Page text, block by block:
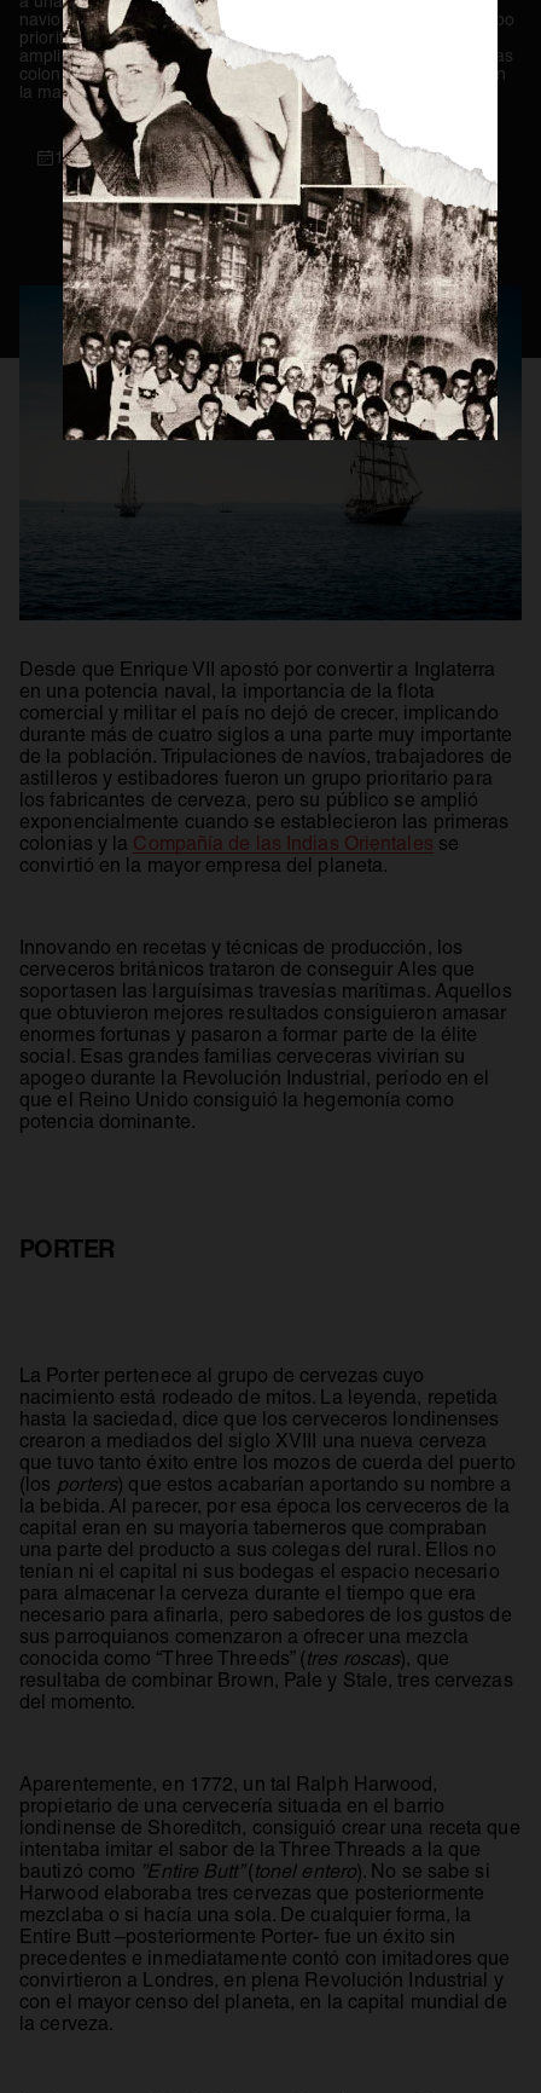
Consejos Cerveceros
Servicio Perfecto
Historia
Actualidad
Materias Primas
Estilos de Cerveza
Elaboración
Maridaje
BEER MASTER
navíos, trabajadores de astilleros y estibadores fueron un grupo
prioritario para los fabricantes de cerveza, pero su público se
amplió exponencialmente cuando se establecieron las primeras
colonias y la Compañía de las Indias Orientales se convirtió en
la mayor empresa del planeta.
12 / 05 / 2021
Desde que Enrique VII apostó por convertir a Inglaterra
en una potencia naval, la importancia de la flota
comercial y militar el país no dejó de crecer, implicando
durante más de cuatro siglos a una parte muy importante
de la población. Tripulaciones de navíos, trabajadores de
astilleros y estibadores fueron un grupo prioritario para
los fabricantes de cerveza, pero su público se amplió
exponencialmente cuando se establecieron las primeras
colonias y la Compañía de las Indias Orientalesse abre en
se
convirtió en la mayor empresa del planeta.
Innovando en recetas y técnicas de producción, los
cerveceros británicos trataron de conseguir Ales que
soportasen las larguísimas travesías marítimas. Aquellos
que obtuvieron mejores resultados consiguieron amasar
enormes fortunas y pasaron a formar parte de la élite
social. Esas grandes familias cerveceras vivirían su
apogeo durante la Revolución Industrial, período en el
que el Reino Unido consiguió la hegemonía como
potencia dominante.
PORTER
La Porter pertenece al grupo de cervezas cuyo
nacimiento está rodeado de mitos. La leyenda, repetida
hasta la saciedad, dice que los cerveceros londinenses
crearon a mediados del siglo XVIII una nueva cerveza
que tuvo tanto éxito entre los mozos de cuerda del puerto
(los porters) que estos acabarían aportando su nombre a
la bebida. Al parecer, por esa época los cerveceros de la
capital eran en su mayoría taberneros que compraban
una parte del producto a sus colegas del rural. Ellos no
tenían ni el capital ni sus bodegas el espacio necesario
para almacenar la cerveza durante el tiempo que era
necesario para afinarla, pero sabedores de los gustos de
sus parroquianos comenzaron a ofrecer una mezcla
conocida como “Three Threeds” (tres roscas), que
resultaba de combinar Brown, Pale y Stale, tres cervezas
del momento.
Aparentemente, en 1772, un tal Ralph Harwood,
propietario de una cervecería situada en el barrio
londinense de Shoreditch, consiguió crear una receta que
intentaba imitar el sabor de la Three Threads a la que
bautizó como ”Entire Butt”(tonel entero). No se sabe si
Harwood elaboraba tres cervezas que posteriormente
mezclaba o si hacía una sola. De cualquier forma, la
Entire Butt –posteriormente Porter- fue un éxito sin
precedentes e inmediatamente contó con imitadores que
convirtieron a Londres, en plena Revolución Industrial y
con el mayor censo del planeta, en la capital mundial de
la cerveza.